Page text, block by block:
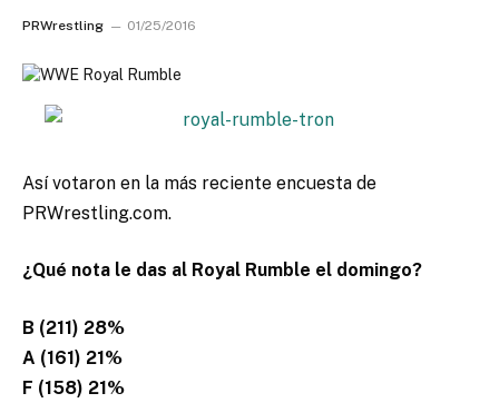
PRWrestling 01/25/2016
Así votaron en la más reciente encuesta de
PRWrestling.com.
¿Qué nota le das al Royal Rumble el domingo?
B (211) 28%
A (161) 21%
F (158) 21%